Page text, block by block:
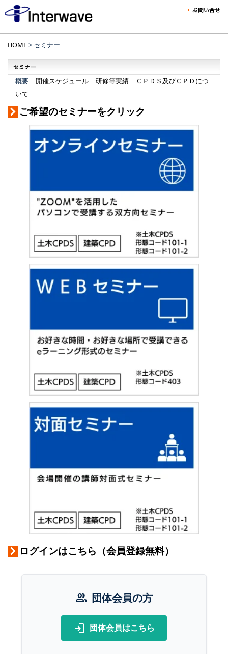
HOME> セミナー
概要 │ 開催スケジュール 研修等実績
ＣＰＤＳ及びＣＰＤにつ
いて
ご希望のセミナーをクリック
ログインはこちら（会員登録無料）
group 団体会員の方
login 団体会員はこちら